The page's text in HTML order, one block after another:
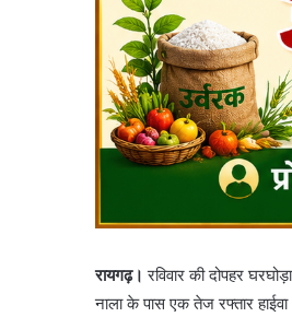
रायगढ़। रविवार की दोपहर
नाला के पास एक तेज रफ्तार